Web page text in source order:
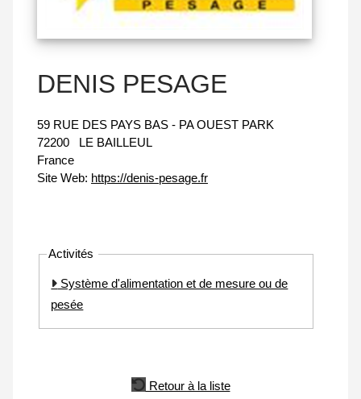
DENIS PESAGE
59 RUE DES PAYS BAS - PA OUEST PARK
72200
LE BAILLEUL
France
Site Web: https://denis-pesage.fr
Activités
Système d'alimentation et de mesure ou de
pesée
Retour à la liste